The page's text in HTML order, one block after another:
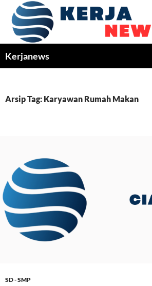
Langsung
Kerjanews
Arsip Tag: Karyawan Rumah Makan
SD - SMP